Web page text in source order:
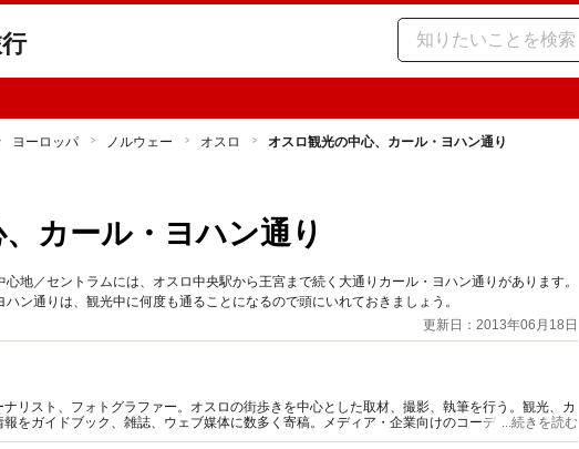
ヨーロッパ ノルウェー オスロ オスロ観光の中心、カール・ヨハン通り
カール・ヨハン通り
地／セントラムには、オスロ中央駅から王宮まで続く大通りカール・ヨハン通りがあります。
ン通りは、観光中に何度も通ることになるので頭にいれておきましょう。
更新日：2013年06月18日
リスト、フォトグラファー。オスロの街歩きを中心とした取材、撮影、執筆を行う。観光、カ
をガイドブック、雑誌、ウェブ媒体に数多く寄稿。メディア・企業向けのコーディネート、6
サーチ、通訳業務など幅広く活動。
...続きを読む